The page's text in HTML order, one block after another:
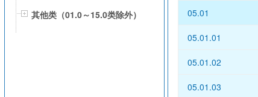
其他类（01.0～15.0类除外）
05.01
05.01.01
05.01.02
05.01.03